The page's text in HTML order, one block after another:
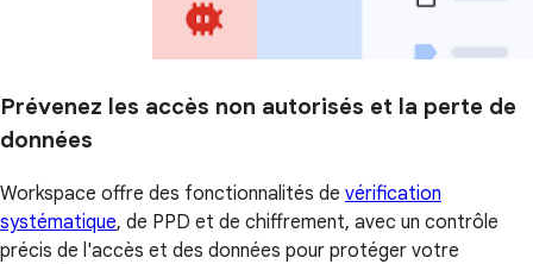
Prévenez les accès non autorisés et la perte de
données
Workspace offre des fonctionnalités de vérification
systématique, de PPD et de chiffrement, avec un contrôle
précis de l'accès et des données pour protéger votre